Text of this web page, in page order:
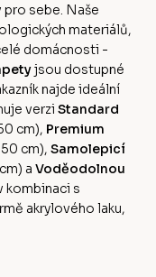
pro sebe. Naše
materiálů,
domácnosti -
jsou dostupné
najde ideální
verzi Standard
cm), Premium
cm), Samolepicí
a Voděodolnou
kombinaci s
akrylového laku,